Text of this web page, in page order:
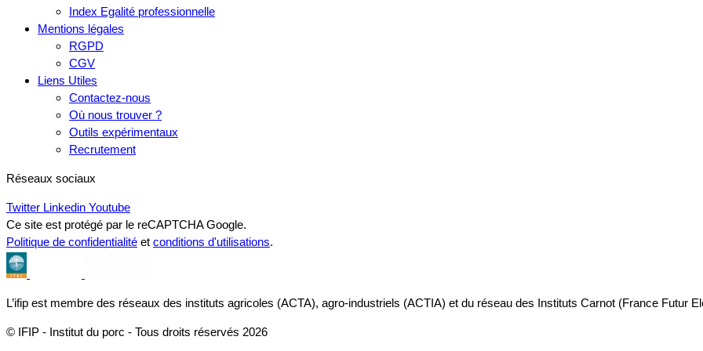
Index Egalité professionnelle
Mentions légales
RGPD
CGV
Liens Utiles
Contactez-nous
Où nous trouver ?
Outils expérimentaux
Recrutement
Réseaux sociaux
Twitter Linkedin Youtube
Ce site est protégé par le reCAPTCHA Google.
Politique de confidentialité et conditions d'utilisations.
L’ifip est membre des réseaux des instituts agricoles (ACTA), agro-industriels (ACTIA) et du réseau des Instituts Carnot (France Futur
© IFIP - Institut du porc - Tous droits réservés 2026